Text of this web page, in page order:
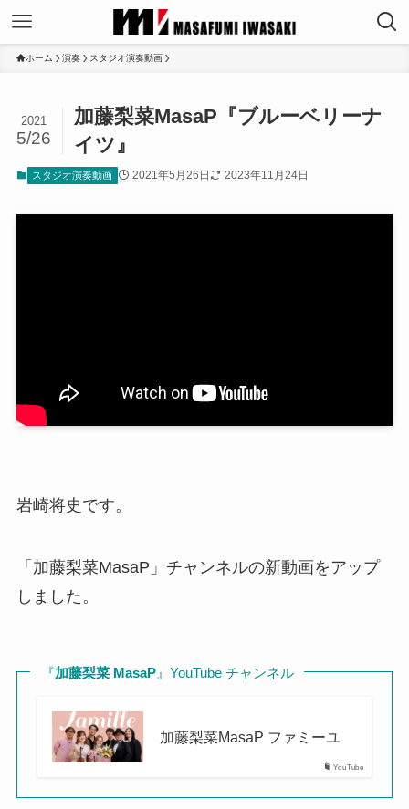
ホーム 演奏 スタジオ演奏動画
加藤梨菜MasaP『ブルーベリーナ
イツ』
2021
5/26
スタジオ演奏動画 2021年5月26日 2023年11月24日
岩崎将史です。
「加藤梨菜MasaP」チャンネルの新動画をアップ
しました。
『加藤梨菜 MasaP』YouTube チャンネル
YouTube
加藤梨菜MasaP ファミーユ